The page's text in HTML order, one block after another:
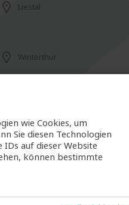
Liestal
Winterthur
Basel
wie Cookies, um
Sie diesen Technologien
auf dieser Website
können bestimmte